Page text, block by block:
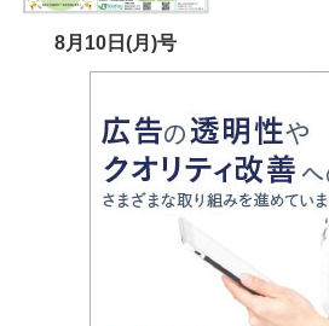
8月10日(月)号